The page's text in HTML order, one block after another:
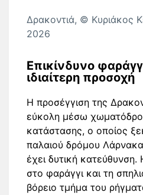
Δρακοντιά, © Κυριάκος
2026
Επικίνδυνο
ιδιαίτερη προσοχή
Η προσέγγιση της
εύκολη μέσω
κατάστασης, ο οποίος
παλαιού δρόμου
έχει δυτική
στο φαράγγι και τη
βόρειο τμήμα του